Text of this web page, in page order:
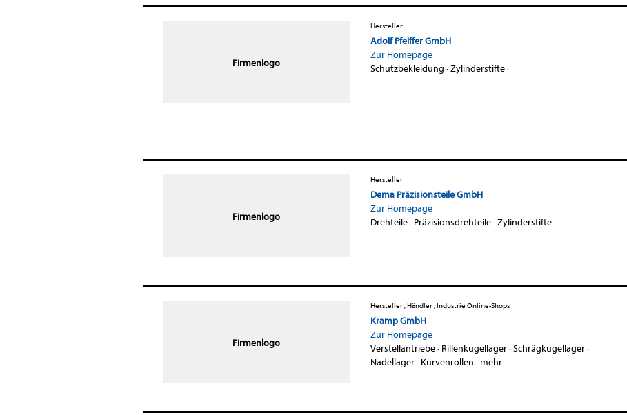
Firmenlogo
Hersteller
Adolf Pfeiffer GmbH
Zur Homepage
Schutzbekleidung ·Zylinderstifte·
Firmenlogo
Hersteller
Dema Präzisionsteile GmbH
Zur Homepage
Drehteile· Präzisionsdrehteile·Zylinderstifte·
Firmenlogo
Hersteller , Händler , Industrie Online-Shops
Kramp GmbH
Zur Homepage
Verstellantriebe· Rillenkugellager·Schrägkugellager·
Nadellager· Kurvenrollen · mehr...